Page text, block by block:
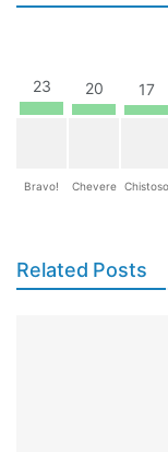
23
Bravo!
20
Chevere
17
Chistoso
Related Posts